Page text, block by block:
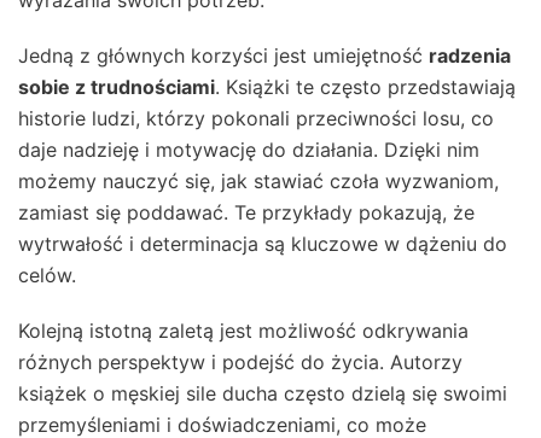
Jedną z głównych korzyści jest umiejętność radzenia
sobie z trudnościami. Książki te często przedstawiają
historie ludzi, którzy pokonali przeciwności losu, co
daje nadzieję i motywację do działania. Dzięki nim
możemy nauczyć się, jak stawiać czoła wyzwaniom,
zamiast się poddawać. Te przykłady pokazują, że
wytrwałość i determinacja są kluczowe w dążeniu do
celów.
Kolejną istotną zaletą jest możliwość odkrywania
różnych perspektyw i podejść do życia. Autorzy
książek o męskiej sile ducha często dzielą się swoimi
przemyśleniami i doświadczeniami, co może